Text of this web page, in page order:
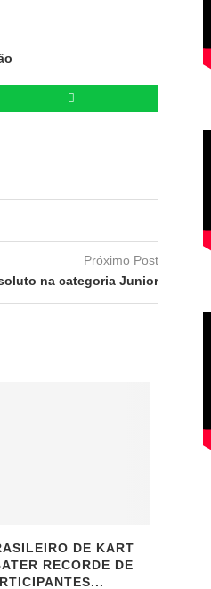
Próximo Post
na categoria Junior
DE KART
RECORDE DE